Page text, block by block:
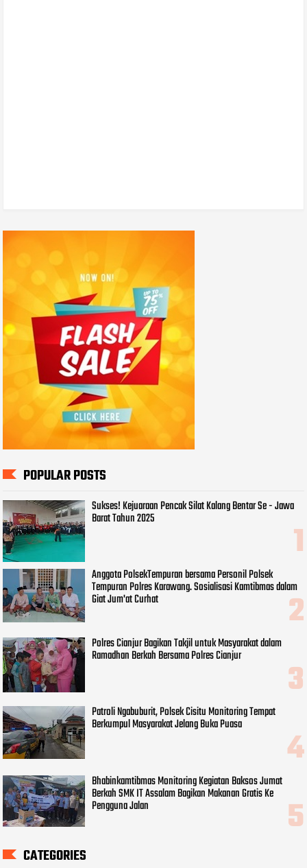
POPULAR POSTS
Sukses! Kejuaraan Pencak Silat Kalang Bentar Se - Jawa
Barat Tahun 2025
Anggota PolsekTempuran bersama Personil Polsek
Tempuran Polres Karawang. Sosialisasi Kamtibmas dalam
Giat Jum'at Curhat
Polres Cianjur Bagikan Takjil untuk Masyarakat dalam
Ramadhan Berkah Bersama Polres Cianjur
Patroli Ngabuburit, Polsek Cisitu Monitoring Tempat
Berkumpul Masyarakat Jelang Buka Puasa
Bhabinkamtibmas Monitoring Kegiatan Baksos Jumat
Berkah SMK IT Assalam Bagikan Makanan Gratis Ke
Pengguna Jalan
CATEGORIES